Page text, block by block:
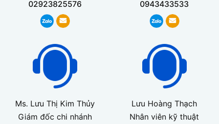
02923825576
0943433533
Ms. Lưu Thị Kim Thủy
Giám đốc chi nhánh
Lưu Hoàng Thạch
Nhân viên kỹ thuật